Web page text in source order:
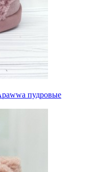
пудровые